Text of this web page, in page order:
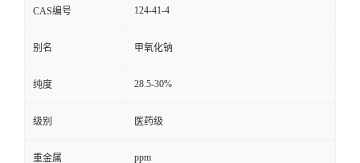
CAS编号 124-41-4
别名 甲氧化钠
纯度 28.5-30%
级别 医药级
重金属 ppm